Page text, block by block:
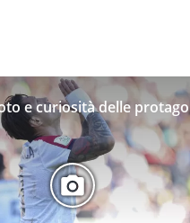
e curiosità delle